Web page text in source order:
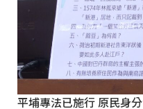
平埔專法已施行 原民身